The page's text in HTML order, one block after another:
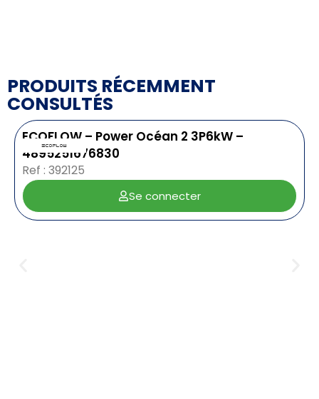
PRODUITS RÉCEMMENT
CONSULTÉS
ECOFLOW – Power Océan 2 3P6kW –
4895251676830
Ref : 392125
Se connecter